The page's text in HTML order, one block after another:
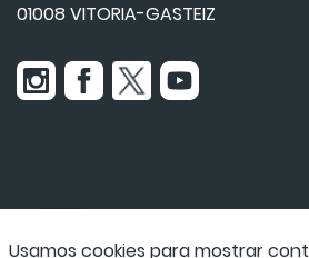
01008 VITORIA-GASTEIZ
Usamos cookies para mostrar